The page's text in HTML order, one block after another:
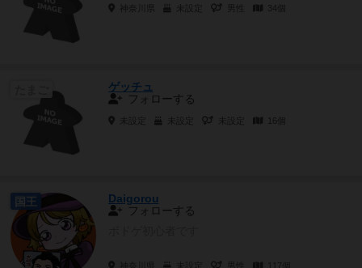
未設定 34個
ゲッチュ
フォローする
未設定 未設定 未設定
国王
Daigorou
フォローする
未設定